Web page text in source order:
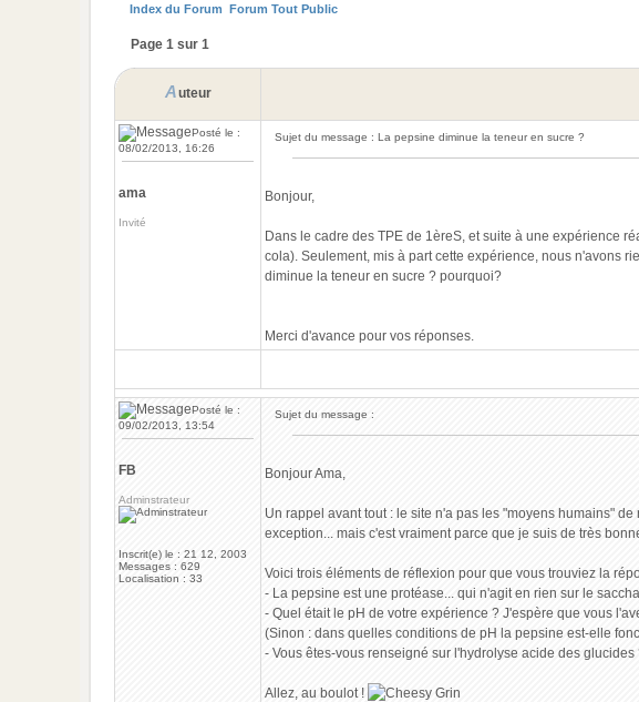
Index du Forum Forum Tout Public
Page 1 sur 1
Auteur
Posté le :
08/02/2013, 16:26
ama
Invité
Sujet du message : La pepsine diminue la teneur en sucre ?
Bonjour,
Dans le cadre des TPE de 1èreS, et suite à une expérience
cola). Seulement, mis à part cette expérience, nous n'avons
diminue la teneur en sucre ? pourquoi?
Merci d'avance pour vos réponses.
Posté le :
09/02/2013, 13:54
FB
Adminstrateur
Inscrit(e) le : 21 12, 2003
Messages : 629
Localisation : 33
Sujet du message :
Bonjour Ama,
Un rappel avant tout : le site n'a pas les "moyens humains"
exception... mais c'est vraiment parce que je suis de très
Voici trois éléments de réflexion pour que vous trouviez la
- La pepsine est une protéase... qui n'agit en rien sur le
- Quel était le pH de votre expérience ? J'espère que vous
(Sinon : dans quelles conditions de pH la pepsine est-elle
- Vous êtes-vous renseigné sur l'hydrolyse acide des glucides
Allez, au boulot !